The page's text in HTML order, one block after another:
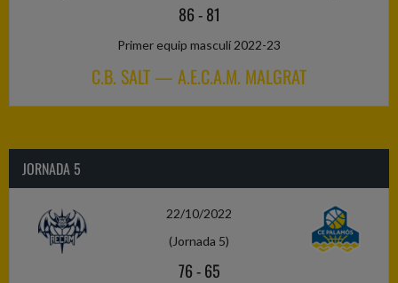
86-81
Primer equip masculí 2022-23
C.B. SALT — A.E.C.A.M. MALGRAT
JORNADA 5
22/10/2022
(Jornada 5)
76-65